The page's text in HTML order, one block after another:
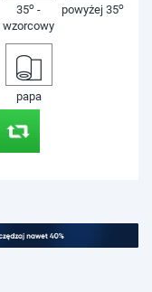
35o -
wzorcowy
powyżej 35o
papa